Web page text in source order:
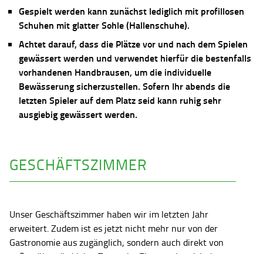
Gespielt werden kann zunächst lediglich mit profillosen
Schuhen mit glatter Sohle (Hallenschuhe).
Achtet darauf, dass die Plätze vor und nach dem Spielen
gewässert werden und verwendet hierfür die bestenfalls
vorhandenen Handbrausen, um die individuelle
Bewässerung sicherzustellen. Sofern Ihr abends die
letzten Spieler auf dem Platz seid kann ruhig sehr
ausgiebig gewässert werden.
GESCHÄFTSZIMMER
Unser Geschäftszimmer haben wir im letzten Jahr
erweitert. Zudem ist es jetzt nicht mehr nur von der
Gastronomie aus zugänglich, sondern auch direkt von